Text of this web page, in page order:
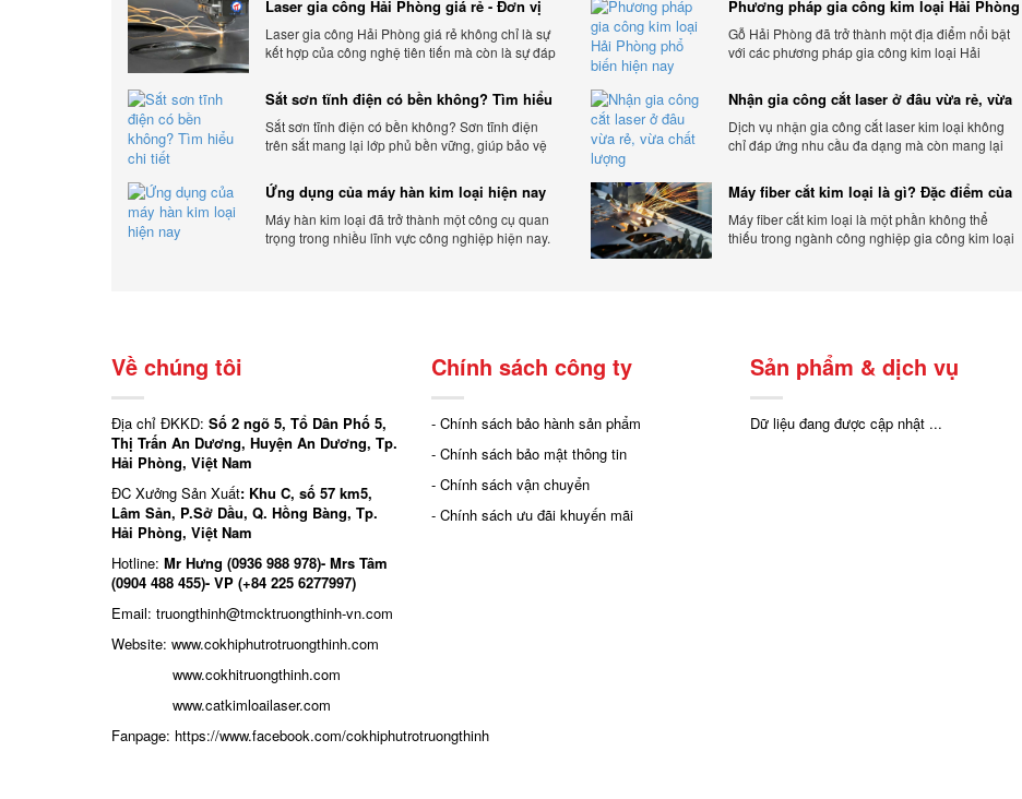
Laser gia công Hải Phòng giá rẻ - Đơn vị
gia công báo giá chính xác
Laser gia công Hải Phòng giá rẻ không chỉ là sự
kết hợp của công nghệ tiên tiến mà còn là sự đáp
hàng. Xem ngay nhé.
Phương pháp gia công kim loại Hải Phòng
phổ biến hiện nay
Gỗ Hải Phòng đã trở thành một địa điểm nổi bật
với các phương pháp gia công kim loại Hải
Sắt sơn tĩnh điện có bền không? Tìm hiểu
chi tiết
Sắt sơn tĩnh điện có bền không? Sơn tĩnh điện
trên sắt mang lại lớp phủ bền vững, giúp bảo vệ
bên ngoài.
Nhận gia công cắt laser ở đâu vừa rẻ, vừa
chất lượng
Dịch vụ nhận gia công cắt laser kim loại không
chỉ đáp ứng nhu cầu đa dạng mà còn mang lại
Ứng dụng của máy hàn kim loại hiện nay
Máy hàn kim loại đã trở thành một công cụ quan
trọng trong nhiều lĩnh vực công nghiệp hiện nay.
Máy fiber cắt kim loại là gì? Đặc điểm của
máy fiber
Máy fiber cắt kim loại là một phần không thể
thiếu trong ngành công nghiệp gia công kim loại
Về chúng tôi
Địa chỉ ĐKKD: Số 2 ngõ 5, Tổ Dân Phố 5,
Thị Trấn An Dương, Huyện An Dương, Tp.
Hải Phòng, Việt Nam
ĐC Xưởng Sản Xuất: Khu C, số 57 km5,
Lâm Sản, P.Sở Dầu, Q. Hồng Bàng, Tp.
Hải Phòng, Việt Nam
Hotline: Mr Hưng (0936 988 978)- Mrs Tâm
(0904 488 455)- VP (+84 225 6277997)
Email: truongthinh@tmcktruongthinh-vn.com
Website: www.cokhiphutrotruongthinh.com
www.cokhitruongthinh.com
www.catkimloailaser.com
Fanpage: https://www.facebook.com/cokhiphutrotruongthinh
Chính sách công ty
- Chính sách bảo hành sản phẩm
- Chính sách bảo mật thông tin
- Chính sách vận chuyển
- Chính sách ưu đãi khuyến mãi
Sản phẩm & dịch vụ
Dữ liệu đang được cập nhật ...